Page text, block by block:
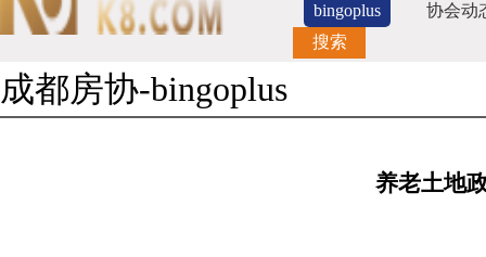
bingoplus
协会动
搜索
成都房协-bingoplus
养老土地